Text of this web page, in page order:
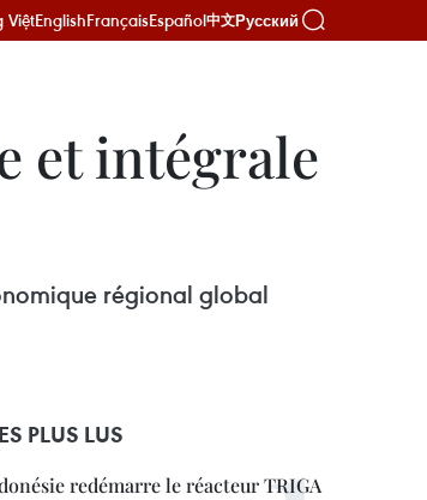
ViệtEnglishFrançaisEspañol中文Русский
et intégrale
régional global
PLUS LUS
redémarre le réacteur TRIGA